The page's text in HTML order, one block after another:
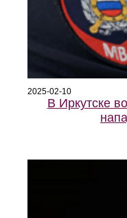
2025-02-10
В Иркутске